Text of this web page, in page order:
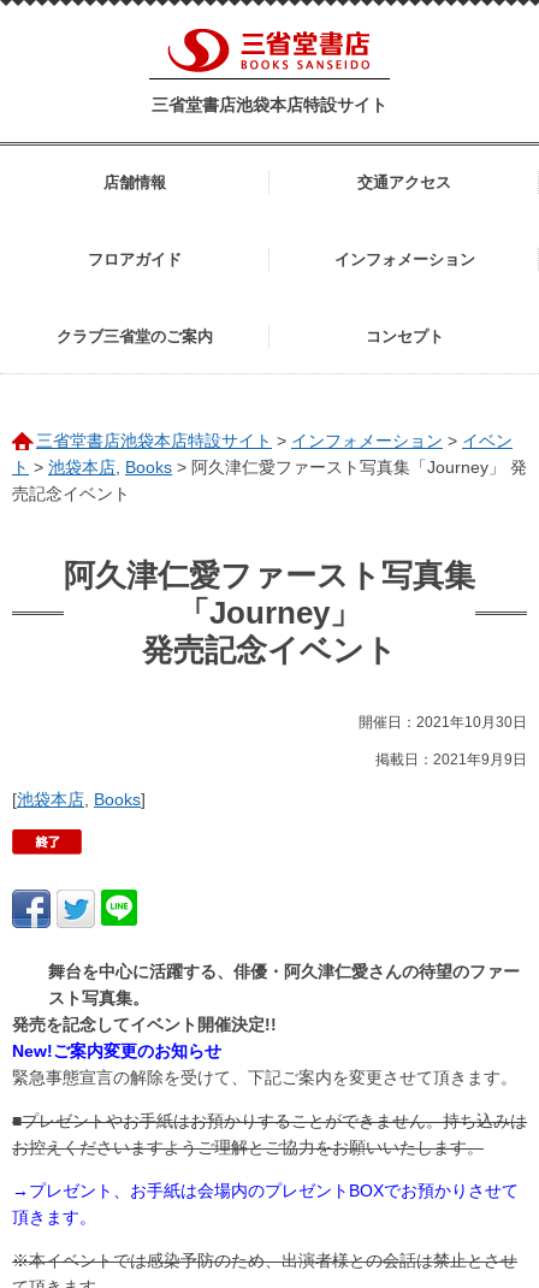
三省堂書店池袋本店特設サイト
店舗情報 交通アクセス
フロアガイド インフォメーション
クラブ三省堂のご案内 コンセプト
三省堂書店池袋本店特設サイト > インフォメーション > イベン
ト > 池袋本店 Books > 阿久津仁愛ファースト写真集「Journey」 発
売記念イベント
阿久津仁愛ファースト写真集
「Journey」
発売記念イベント
開催日：2021年10月30日
掲載日：2021年9月9日
[池袋本店 Books]
舞台を中心に活躍する、俳優・阿久津仁愛さんの待望のファー
スト写真集。
発売を記念してイベント開催決定!!
New!ご案内変更のお知らせ
緊急事態宣言の解除を受けて、下記ご案内を変更させて頂きます。
■プレゼントやお手紙はお預かりすることができません。持ち込みは
お控えくださいますようご理解とご協力をお願いいたします。
→プレゼント、お手紙は会場内のプレゼントBOXでお預かりさせて
頂きます。
※本イベントでは感染予防のため、出演者様との会話は禁止とさせ